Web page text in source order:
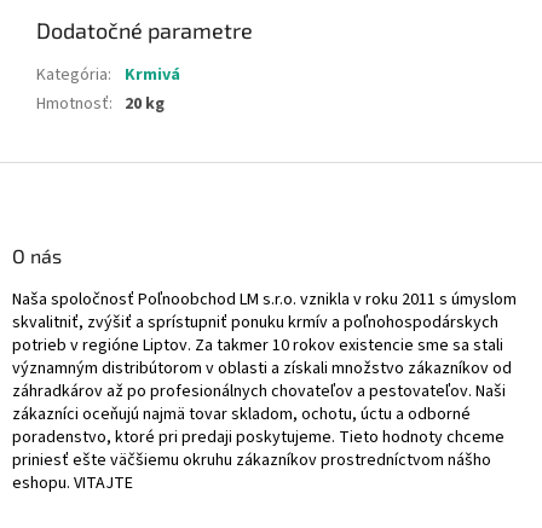
Dodatočné parametre
Kategória:
Krmivá
Hmotnosť: 20 kg
O nás
Naša spoločnosť Poľnoobchod LM s.r.o. vznikla v roku 2011 s úmyslom
skvalitniť, zvýšiť a sprístupniť ponuku krmív a poľnohospodárskych
potrieb v regióne Liptov. Za takmer 10 rokov existencie sme sa stali
významným distribútorom v oblasti a získali množstvo zákazníkov od
záhradkárov až po profesionálnych chovateľov a pestovateľov. Naši
zákazníci oceňujú najmä tovar skladom, ochotu, úctu a odborné
poradenstvo, ktoré pri predaji poskytujeme. Tieto hodnoty chceme
priniesť ešte väčšiemu okruhu zákazníkov prostredníctvom nášho
eshopu. VITAJTE